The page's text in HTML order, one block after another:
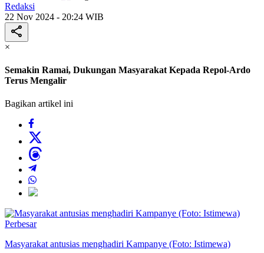
Redaksi
22 Nov 2024 - 20:24 WIB
×
Semakin Ramai, Dukungan Masyarakat Kepada Repol-Ardo
Terus Mengalir
Bagikan artikel ini
Perbesar
Masyarakat antusias menghadiri Kampanye (Foto: Istimewa)